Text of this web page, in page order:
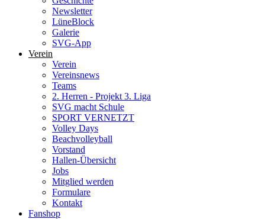
Newsletter
LüneBlock
Galerie
SVG-App
Verein
Verein
Vereinsnews
Teams
2. Herren - Projekt 3. Liga
SVG macht Schule
SPORT VERNETZT
Volley Days
Beachvolleyball
Vorstand
Hallen-Übersicht
Jobs
Mitglied werden
Formulare
Kontakt
Fanshop